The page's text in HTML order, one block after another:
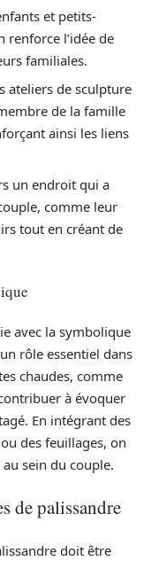
et petits-
renforce l’idée de
familiales.
ateliers de sculpture
de la famille
ainsi les liens
un endroit qui a
comme leur
tout en créant de
avec la symbolique
rôle essentiel dans
chaudes, comme
à évoquer
En intégrant des
des feuillages, on
sein du couple.
de palissandre
doit être